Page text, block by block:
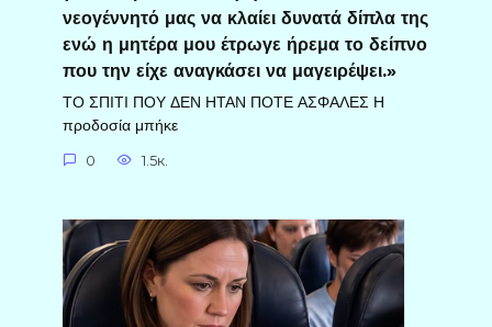
νεογέννητό μας να κλαίει δυνατά δίπλα της
ενώ η μητέρα μου έτρωγε ήρεμα το δείπνο
που την είχε αναγκάσει να μαγειρέψει.»
ΤΟ ΣΠΙΤΙ ΠΟΥ ΔΕΝ ΗΤΑΝ ΠΟΤΕ ΑΣΦΑΛΕΣ Η
προδοσία μπήκε
0 1.5к.